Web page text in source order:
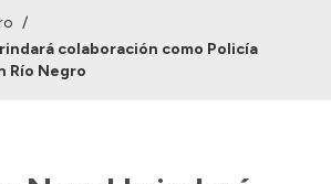
/
colaboración como Policía
Río Negro